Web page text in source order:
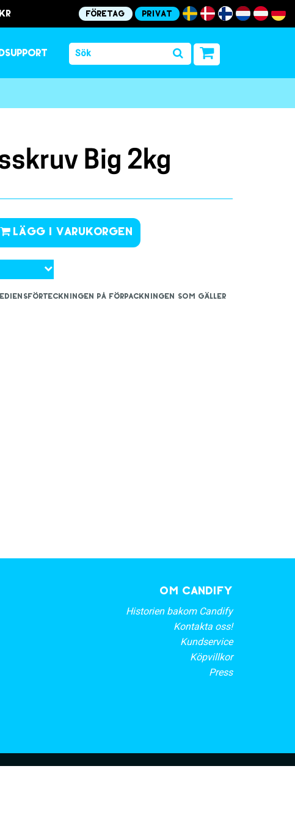
Företag Privat
Big 2kg
Lägg i varukorgen
på förpackningen som gäller
OM CANDIFY
Historien bakom Candify
Kontakta oss!
Kundservice
Köpvillkor
Press